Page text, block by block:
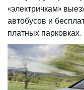
«электричкам»
автобусов и
платных парковках.